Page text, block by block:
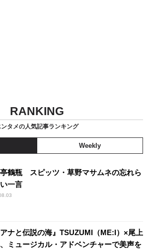
RANKING
ンタメの人気記事ランキング
Weekly
鶴瓶 スピッツ・草野マサムネの忘れら
一言
アナと伝説の海』TSUZUMI（ME:I）×尾上
ミュージカル・アドベンチャーで美声を